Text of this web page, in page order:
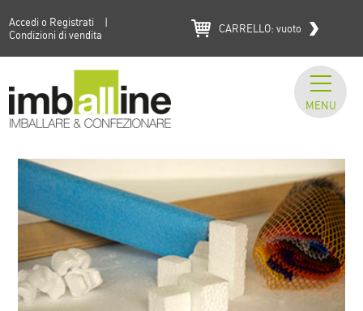
Accedi o Registrati
|
Condizioni di vendita
CARRELLO: vuoto
MENU